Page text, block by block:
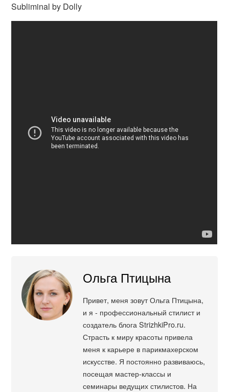
Subliminal by Dolly
Ольга Птицына
Привет, меня зовут Ольга Птицына,
и я - профессиональный стилист и
создатель блога StrizhkiPro.ru.
Страсть к миру красоты привела
меня к карьере в парикмахерском
искусстве. Я постоянно развиваюсь,
посещая мастер-классы и
семинары ведущих стилистов. На